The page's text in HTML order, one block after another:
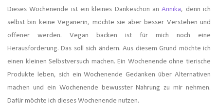
Dieses Wochenende ist ein kleines Dankeschön anAnnika, denn ich
selbst bin keine Veganerin, möchte sie aber besser Verstehen und
offener werden. Vegan backen ist für mich noch eine
Herausforderung. Das soll sich ändern. Aus diesem Grund möchte ich
einen kleinen Selbstversuch machen. Ein Wochenende ohne tierische
Produkte leben, sich ein Wochenende Gedanken über Alternativen
machen und ein Wochenende bewusster Nahrung zu mir nehmen.
Dafür möchte ich dieses Wochenende nutzen.